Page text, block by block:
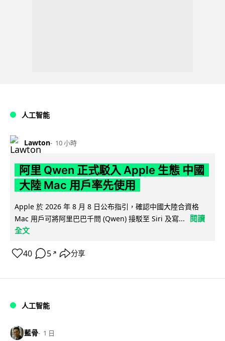
人工智能
Lawton 10 小時
阿里 Qwen 正式駁入 Apple 生態 中國
大陸 Mac 用戶率先使用
Apple 於 2026 年 8 月 8 日公布指引，確認中國大陸合資格
Mac 用戶可將阿里巴巴千問 (Qwen) 接駁至 Siri 及寫...
閱讀
全文
40 5 ↗ 分享
人工智能
藍骨 1 日